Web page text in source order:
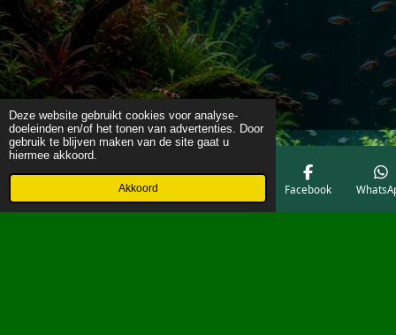
Deze website gebruikt cookies voor analyse-
doeleinden en/of het tonen van advertenties. Door
gebruik te blijven maken van de site gaat u
hiermee akkoord.
Akkoord
Telefoonnummer Facebook